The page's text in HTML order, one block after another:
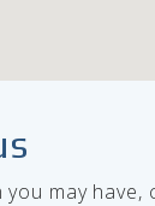
you may